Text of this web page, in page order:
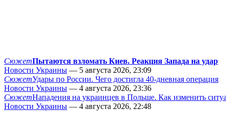
СюжетПытаются взломать Киев. Реакция Запада на удар
Новости Украины — 5 августа 2026, 23:09
СюжетУдары по России. Чего достигла 40-дневная операция
Новости Украины — 4 августа 2026, 23:36
СюжетНападения на украинцев в Польше. Как изменить
Новости Украины — 4 августа 2026, 22:48